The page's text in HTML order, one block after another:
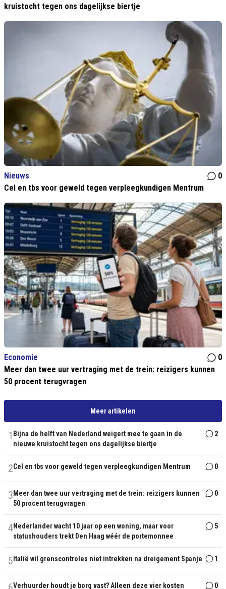
kruistocht tegen ons dagelijkse biertje
Nieuws
0
Cel en tbs voor geweld tegen verpleegkundigen Mentrum
Economie
0
Meer dan twee uur vertraging met de trein: reizigers kunnen
50 procent terugvragen
Meer artikelen
1 Bijna de helft van Nederland weigert mee te gaan in de
nieuwe kruistocht tegen ons dagelijkse biertje
2
2Cel en tbs voor geweld tegen verpleegkundigen Mentrum 0
3 Meer dan twee uur vertraging met de trein: reizigers kunnen
50 procent terugvragen
0
4Nederlander wacht 10 jaar op een woning, maar voor
statushouders trekt Den Haag wéér de portemonnee
5
5 Italië wil grenscontroles niet intrekken na dreigement Spanje 1
Verhuurder houdt je borg vast? Alleen deze vier kosten 0